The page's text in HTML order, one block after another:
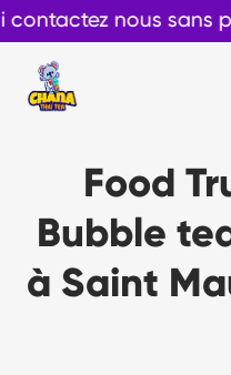
Aller
au
contenu
nous sans plus
Food
Bubble
à Saint